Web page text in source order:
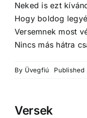
Neked is ezt
Hogy boldog
Versemnek most
Nincs más hátra
By Üvegfiú Published
Versek